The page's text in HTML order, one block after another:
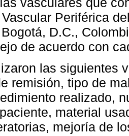
Periférica
D.C.,
de acuerdo con
las siguientes
remisión, tipo de
realizado,
material
mejoría de